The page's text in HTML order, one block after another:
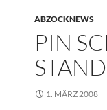
ABZOCKNEWS
PIN
1. MÄRZ 2008